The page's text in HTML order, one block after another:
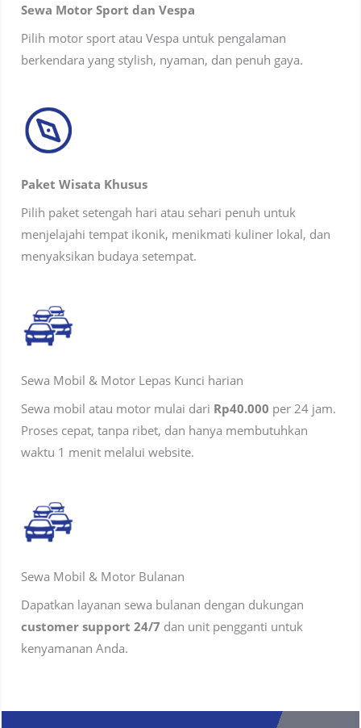
Sewa Motor Sport dan Vespa
Pilih motor sport atau Vespa untuk pengalaman
berkendara yang stylish, nyaman, dan penuh gaya.
Paket Wisata Khusus
Pilih paket setengah hari atau sehari penuh untuk
menjelajahi tempat ikonik, menikmati kuliner lokal, dan
menyaksikan budaya setempat.
Sewa Mobil & Motor Lepas Kunci harian
Sewa mobil atau motor mulai dari Rp40.000 per 24 jam.
Proses cepat, tanpa ribet, dan hanya membutuhkan
waktu 1 menit melalui website.
Sewa Mobil & Motor Bulanan
Dapatkan layanan sewa bulanan dengan dukungan
customer support 24/7 dan unit pengganti untuk
kenyamanan Anda.